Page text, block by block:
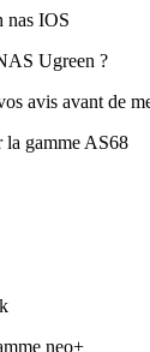
nas IOS
Ugreen ?
avis avant de
la gamme AS68
neo+